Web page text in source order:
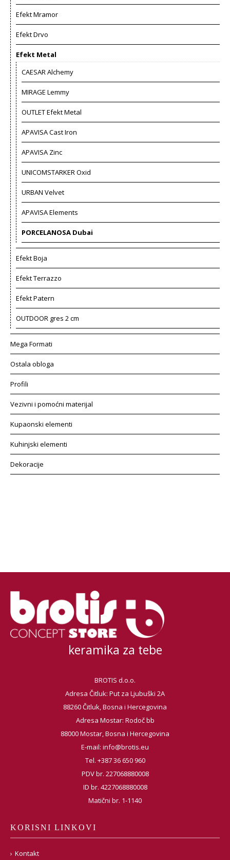
Efekt Mramor
Efekt Drvo
Efekt Metal
CAESAR Alchemy
MIRAGE Lemmy
OUTLET Efekt Metal
APAVISA Cast Iron
APAVISA Zinc
UNICOMSTARKER Oxid
URBAN Velvet
APAVISA Elements
PORCELANOSA Dubai
Efekt Boja
Efekt Terrazzo
Efekt Patern
OUTDOOR gres 2 cm
Mega Formati
Ostala obloga
Profili
Vezivni i pomoćni materijal
Kupaonski elementi
Kuhinjski elementi
Dekoracije
keramika za tebe
BROTIS d.o.o.
Adresa Čitluk: Put za Ljubuški 2A
88260 Čitluk, Bosna i Hercegovina
Adresa Mostar: Rodoč bb
88000 Mostar, Bosna i Hercegovina
E-mail: info@brotis.eu
Tel. +387 36 650 960
PDV br. 227068880008
ID br. 4227068880008
Matični br. 1-1140
KORISNI LINKOVI
Kontakt